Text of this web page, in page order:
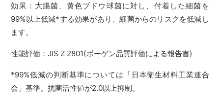
効果：大腸菌、黄色ブドウ球菌に対し、付着した細菌を
99%以上低減*する効果があり、細菌からのリスクを低減し
ます。
性能評価：JIS Z 2801(ボーゲン品質評価による報告書)
*99%低減の判断基準については「日本衛生材料工業連合
会」基準。抗菌活性値が2.0以上抑制。